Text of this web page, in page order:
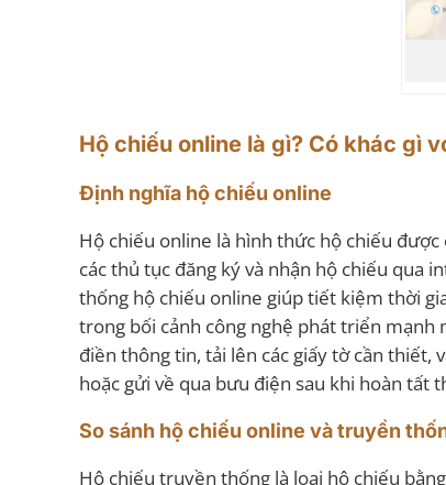
Hộ chiếu online là gì? Có khác gì
Định nghĩa hộ chiếu online
Hộ chiếu online là hình thức hộ chiếu
các thủ tục đăng ký và nhận hộ chiếu qua
thống hộ chiếu online giúp tiết kiệm thời
trong bối cảnh công nghệ phát triển mạnh
điền thông tin, tải lên các giấy tờ cần
hoặc gửi về qua bưu điện sau khi hoàn tất
So sánh hộ chiếu online và truyền
Hộ chiếu truyền thống là loại hộ chiếu